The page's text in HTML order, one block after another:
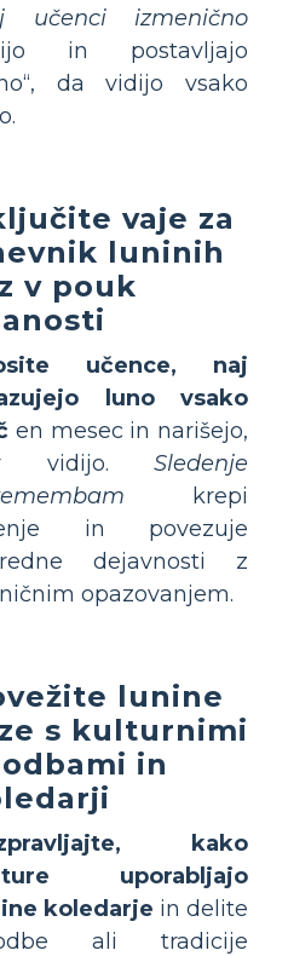
učenci izmenično
in postavljajo
da vidijo vsako
vaje za
luninih
v pouk
učence, naj
luno vsako
en mesec in narišejo,
vidijo. Sledenje
krepi
in povezuje
dejavnosti z
opazovanjem.
lunine
s kulturnimi
in
kako
uporabljajo
koledarje in delite
ali tradicije